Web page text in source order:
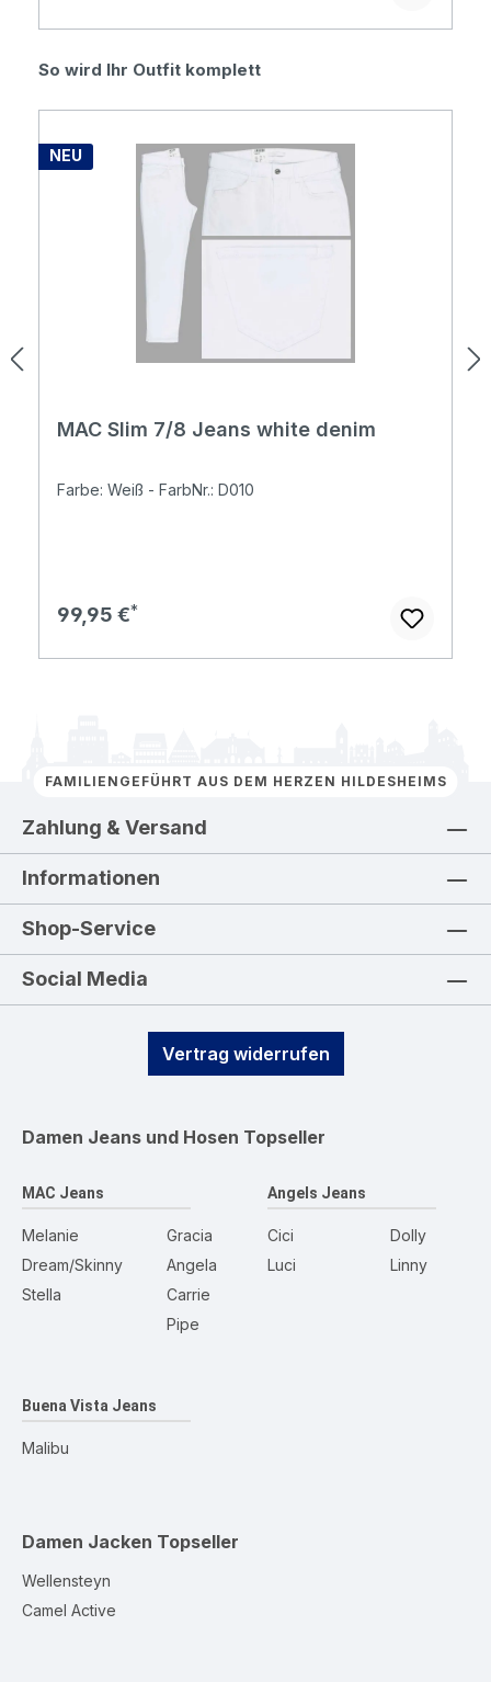
Produktgalerie überspringen
So wird Ihr Outfit komplett
NEU
MAC Slim 7/8 Jeans white denim
Farbe: Weiß - FarbNr.: D010
Regulärer Preis:
99,95 €
FAMILIENGEFÜHRT AUS DEM HERZEN HILDESHEIMS
Zahlung & Versand
Informationen
Shop-Service
Social Media
Vertrag widerrufen
Damen Jeans und Hosen Topseller
MAC Jeans
Melanie
Dream/Skinny
Stella
Gracia
Angela
Carrie
Pipe
Angels Jeans
Cici
Luci
Dolly
Linny
Buena Vista Jeans
Malibu
Damen Jacken Topseller
Wellensteyn
Camel Active